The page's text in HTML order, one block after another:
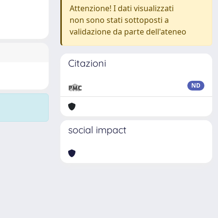
Attenzione! I dati visualizzati
non sono stati sottoposti a
validazione da parte dell'ateneo
Citazioni
ND
social impact